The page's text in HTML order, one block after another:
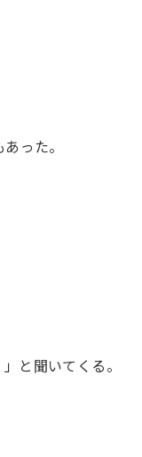
った。
と聞いてくる。